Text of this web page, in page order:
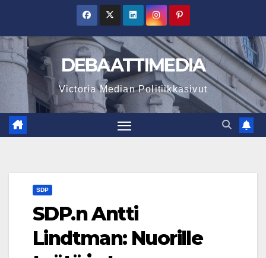
content
DEBAATTIMEDIA
Victoria Median Politiikkasivut
SDP
SDP.n Antti
Lindtman: Nuorille